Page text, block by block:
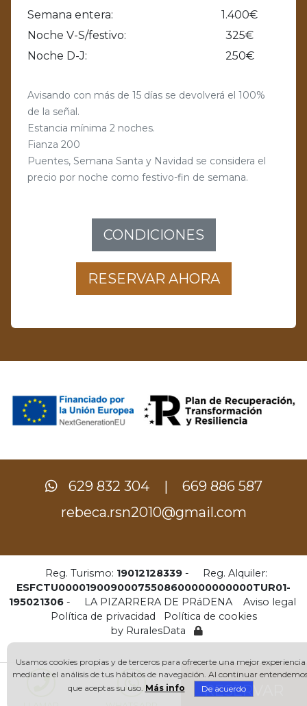
RESERVAR
Semana entera:
1.400€
Noche V-S/festivo:
325€
Noche D-J:
250€
Avisando con más de 15 días se devolverá el 100%
de la señal.
Estancia mínima 2 noches.
Fianza 200
Puentes, Semana Santa y Navidad se considera el
precio por noche como festivo-fin de semana.
CONDICIONES
RESERVAR AHORA
629 832 304
669 886 587
rebeca.rsn2010@gmail.com
Reg. Turismo: 19012128339 -
Reg. Alquiler:
ESFCTU00001900900075508600000000000TUR01-
195021306- LA PIZARRERA DE PRáDENA
Aviso legal
Política de privacidad
Política de cookies
by RuralesData
Usamos cookies propias y de terceros para ofrecerte una mejor experiencia
mediante el análisis de tus hábitos de navegación. Al continuar
que aceptas su uso. Más info De acuerdo